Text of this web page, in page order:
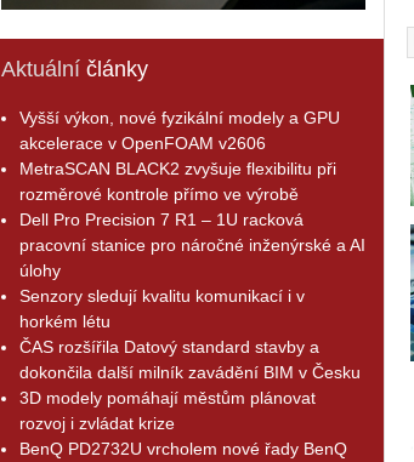
Aktuální články
Vyšší výkon, nové fyzikální modely a GPU
akcelerace v OpenFOAM v2606
MetraSCAN BLACK2 zvyšuje flexibilitu při
rozměrové kontrole přímo ve výrobě
Dell Pro Precision 7 R1 – 1U racková
pracovní stanice pro náročné inženýrské a AI
úlohy
Senzory sledují kvalitu komunikací i v
horkém létu
ČAS rozšířila Datový standard stavby a
dokončila další milník zavádění BIM v Česku
3D modely pomáhají městům plánovat
rozvoj i zvládat krize
BenQ PD2732U vrcholem nové řady BenQ